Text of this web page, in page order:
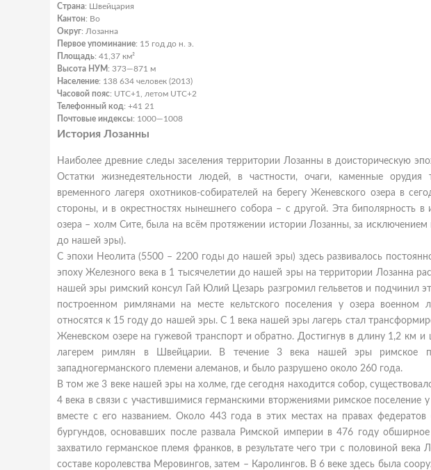
Страна: Швейцария
Кантон: Во
Округ: Лозанна
Первое упоминание: 15 год до н. э.
Площадь: 41,37 км²
Высота НУМ : 373—871 м
Население: 138 634 человек (2013)
Часовой пояс: UTC+1, летом UTC+2
Телефонный код: +41 21
Почтовые индексы: 1000—1008
История Лозанны
Наиболее древние следы заселения территории Лозанны в доисторическую
Остатки жизнедеятельности людей, в частности, очаги, каменные
временного лагеря охотников-собирателей на берегу Женевского озера в
стороны, и в окрестностях нынешнего собора – с другой. Эта биполярность
озера – холм Сите, была на всём протяжении истории Лозанны, за исключением
до нашей эры).
С эпохи Неолита (5500 – 2200 годы до нашей эры) здесь развивалось
эпоху Железного века в 1 тысячелетии до нашей эры на территории Лозанна
нашей эры римский консул Гай Юлий Цезарь разгромил гельветов и подчинил
построенном римлянами на месте кельтского поселения у озера военном
относятся к 15 году до нашей эры. С 1 века нашей эры лагерь стал
Женевском озере на гужевой транспорт и обратно. Достигнув в длину 1,2
лагерем римлян в Швейцарии. В течение 3 века нашей эры римское
западногерманского племени алеманов, и было разрушено около 260 года.
В том же 3 веке нашей эры на холме, где сегодня находится собор,
4 века в связи с участившимися германскими вторжениями римское поселение
вместе с его названием. Около 443 года в этих местах на правах
бургундов, основавших после развала Римской империи в 476 году
захватило германское племя франков, в результате чего три с половиной
составе королевства Меровингов, затем – Каролингов. В 6 веке здесь была